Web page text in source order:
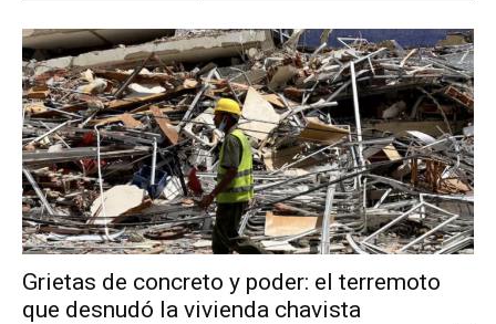
Grietas de concreto y poder: el terremoto
que desnudó la vivienda chavista